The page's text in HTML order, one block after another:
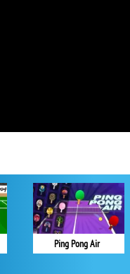
Ping Pong Air